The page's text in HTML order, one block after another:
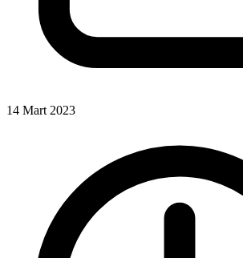
14 Mart 2023